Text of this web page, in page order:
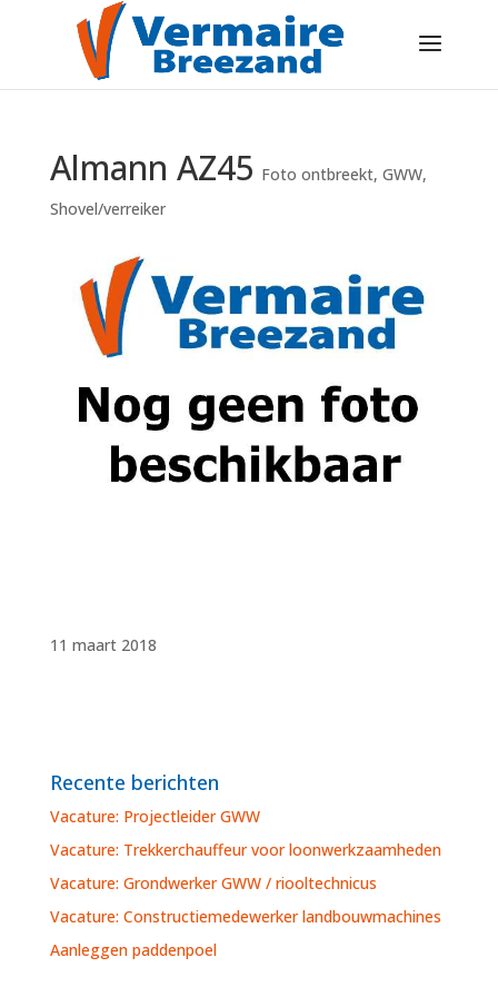
Almann AZ45 Foto ontbreekt, GWW,
Shovel/verreiker
11 maart 2018
Recente berichten
Vacature: Projectleider GWW
Vacature: Trekkerchauffeur voor loonwerkzaamheden
Vacature: Grondwerker GWW / riooltechnicus
Vacature: Constructiemedewerker landbouwmachines
Aanleggen paddenpoel